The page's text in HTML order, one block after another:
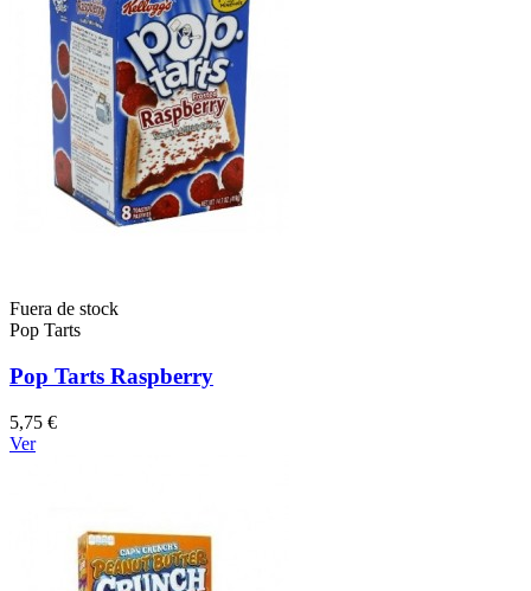
Fuera de stock
Pop Tarts
Pop Tarts Raspberry
5,75 €
Ver